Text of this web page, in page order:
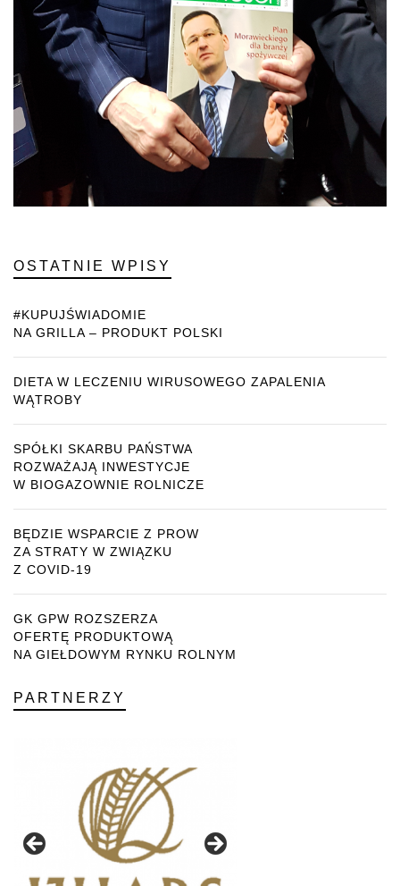
OSTATNIE WPISY
#KUPUJŚWIADOMIE
NA GRILLA – PRODUKT POLSKI
DIETA W LECZENIU WIRUSOWEGO ZAPALENIA
WĄTROBY
SPÓŁKI SKARBU PAŃSTWA
ROZWAŻAJĄ INWESTYCJE
W BIOGAZOWNIE ROLNICZE
BĘDZIE WSPARCIE Z PROW
ZA STRATY W ZWIĄZKU
Z COVID-19
GK GPW ROZSZERZA
OFERTĘ PRODUKTOWĄ
NA GIEŁDOWYM RYNKU ROLNYM
PARTNERZY